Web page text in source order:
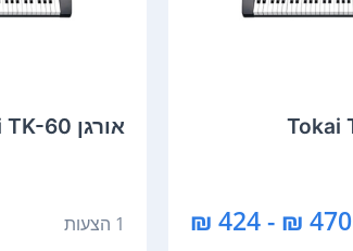
470 ₪ - 424 ₪
‏אורגן Tokai TK-60
1 הצעות